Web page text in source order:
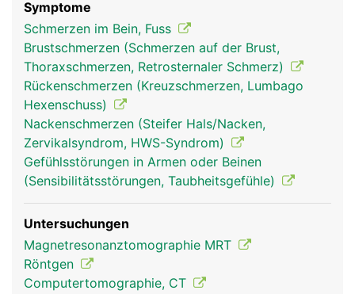
Frau Mann
Symptome
Schmerzen im Bein, Fuss
Brustschmerzen (Schmerzen auf der Brust,
Thoraxschmerzen, Retrosternaler Schmerz)
Rückenschmerzen (Kreuzschmerzen, Lumbago
Hexenschuss)
Nackenschmerzen (Steifer Hals/Nacken,
Zervikalsyndrom, HWS-Syndrom)
Gefühlsstörungen in Armen oder Beinen
(Sensibilitätsstörungen, Taubheitsgefühle)
Untersuchungen
Magnetresonanztomographie MRT
Röntgen
Computertomographie, CT